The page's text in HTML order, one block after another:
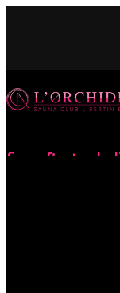
Sexy fiesta de
Ouvert 7/7 - Pour